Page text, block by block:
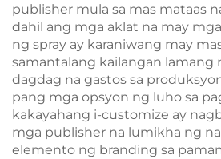
publisher mula sa mas mataas
dahil ang mga aklat na may
ng spray ay karaniwang may
samantalang kailangan lamang
dagdag na gastos sa
pang mga opsyon ng luho sa
kakayahang i-customize ay
mga publisher na lumikha ng
elemento ng branding sa